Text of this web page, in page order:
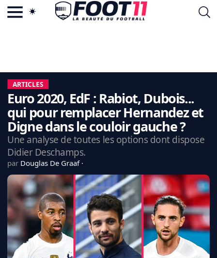
LA CHARTE
VIE PRIVÉE
CGU
CONTACTEZ-NOUS
MERCATO
CDM 2026
EDF
PSG
LIGUE 1
REAL MADRID
FC BARCELONE
MANCHESTER UNITED
CHELSEA
ARTICLES
Euro 2020, EdF : Rabiot, Dubois...
qui pour remplacer Hernandez et
Digne dans le couloir gauche ?
Une analyse de toutes les options dont dispose
Didier Deschamps.
par Douglas De Graaf